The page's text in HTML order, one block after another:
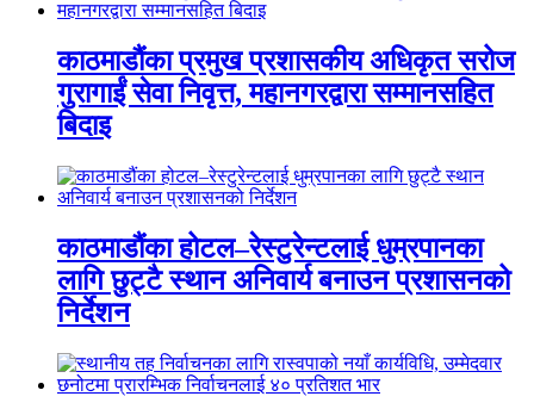
काठमाडौंका प्रमुख प्रशासकीय अधिकृत सरोज
गुरागाईं सेवा निवृत्त, महानगरद्वारा सम्मानसहित
बिदाइ
काठमाडौंका होटल–रेस्टुरेन्टलाई धुम्रपानका
लागि छुट्टै स्थान अनिवार्य बनाउन प्रशासनको
निर्देशन